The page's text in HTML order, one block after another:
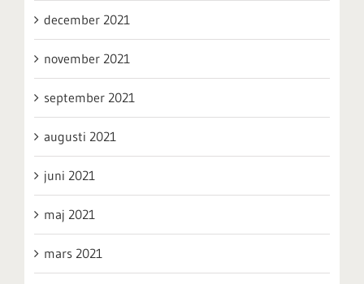
december 2021
november 2021
september 2021
augusti 2021
juni 2021
maj 2021
mars 2021